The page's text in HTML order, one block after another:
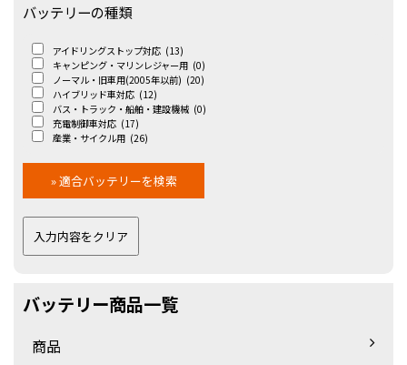
バッテリーの種類
アイドリングストップ対応 (13)
キャンピング・マリンレジャー用 (0)
ノーマル・旧車用(2005年以前) (20)
ハイブリッド車対応 (12)
バス・トラック・船舶・建設機械 (0)
充電制御車対応 (17)
産業・サイクル用 (26)
バッテリー商品一覧
商品